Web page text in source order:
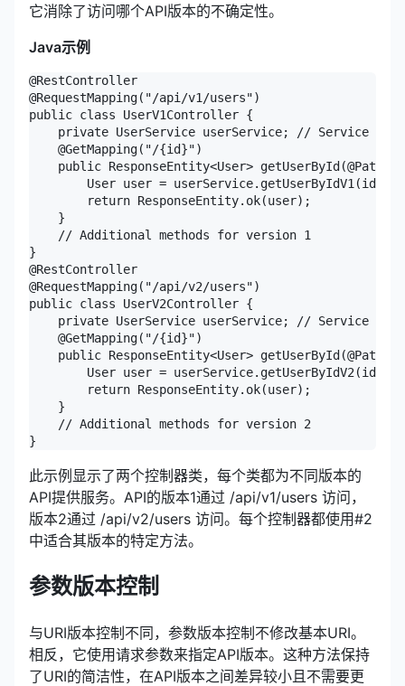
它消除了访问哪个API版本的不确定性。
Java示例
@RestController
@RequestMapping("/api/v1/users")
public class UserV1Controller {
private UserService userService; // Service for
    @GetMapping("/{id}")
public ResponseEntity<User>
        User user = userService.getUserByIdV1(id);
        return ResponseEntity.ok(user);
    }
    // Additional methods for version 1
}
@RestController
@RequestMapping("/api/v2/users")
public class UserV2Controller {
private UserService userService; // Service for
    @GetMapping("/{id}")
public ResponseEntity<User>
        User user = userService.getUserByIdV2(id);
        return ResponseEntity.ok(user);
    }
    // Additional methods for version 2
此示例显示了两个控制器类，每个类都为不同版本的
API提供服务。API的版本1通过 /api/v1/users 访问，
版本2通过 /api/v2/users 访问。每个控制器都使用#2
中适合其版本的特定方法。
参数版本控制
与URI版本控制不同，参数版本控制不修改基本URI。
相反，它使用请求参数来指定API版本。这种方法保持
了URI的简洁性，在API版本之间差异较小且不需要更